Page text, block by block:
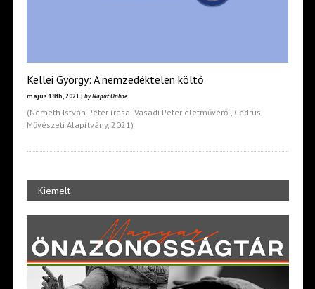
Kellei György: A nemzedéktelen költő
május 18th, 2021 | by Napút Online
(Németh István Péter írásai Vasadi Péter életművéről, Cédrus
Művészeti Alapítvány, 2021)
Kiemelt